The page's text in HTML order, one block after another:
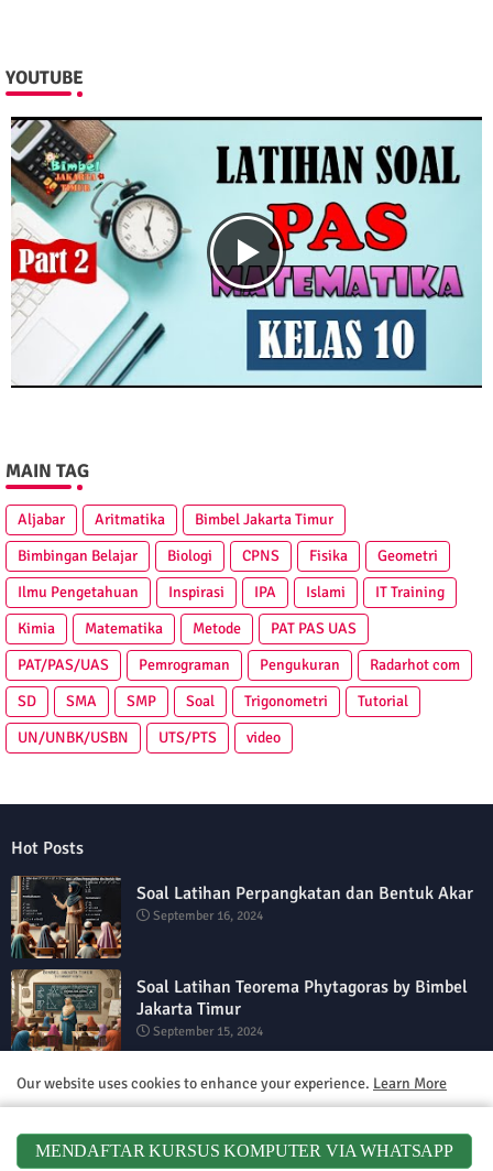
MENDAFTAR KURSUS KOMPUTER VIA WHATSAPP
YOUTUBE
MAIN TAG
Aljabar Aritmatika
Bimbel Jakarta Timur
Bimbingan Belajar
Biologi CPNS Fisika
Geometri
Ilmu Pengetahuan
Inspirasi IPA Islami
IT Training
Kimia
Matematika Metode
PAT PAS UAS
PAT/PAS/UAS
Pemrograman Pengukuran
Radarhot com
SD
SMA SMP Soal Trigonometri
Tutorial
UN/UNBK/USBN
UTS/PTS video
Hot Posts
Soal Latihan Perpangkatan dan Bentuk Akar
September 16, 2024
Soal Latihan Teorema Phytagoras by Bimbel
Jakarta Timur
September 15, 2024
Soal Latihan PAS Matematika Kelas 5
Semester 2
Our website uses cookies to enhance your experience. Learn More
Accept !